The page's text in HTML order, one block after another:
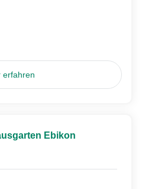
erfahren
Ebikon